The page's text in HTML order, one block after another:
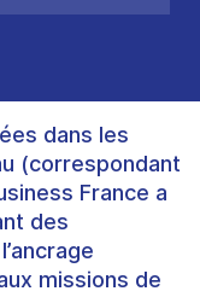
dans les
(correspondant
France a
des
missions de